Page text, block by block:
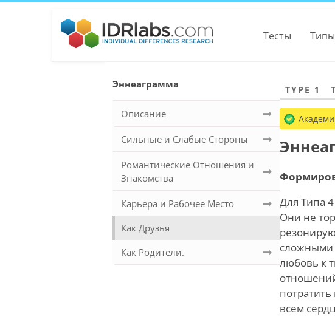
Тесты Типы
Эннеаграмма
Описание
Сильные и Слабые Стороны
Романтические Отношения и
Знакомства
Карьера и Рабочее Место
Как Друзья
Как Родители.
TYPE 1
Для Типа
Они не
сложными
любовь к
всем